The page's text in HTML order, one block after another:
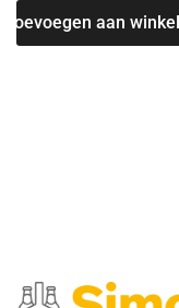
Toevoegen aan